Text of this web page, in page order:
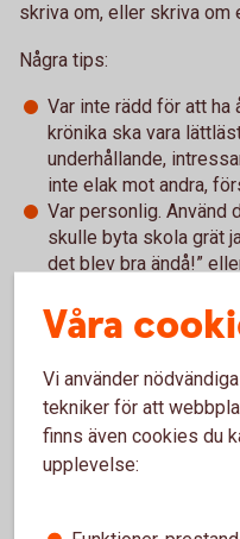
skriva om, eller skriva
Några tips:
Var inte rädd för att ha
krönika ska vara
underhållande,
inte elak mot andra,
Var personlig. Använd
skulle byta skola grät
det blev bra ändå!”
VIKTIGT: En krönika är
vikingatiden kan inte
Att leverera: Text på
2. Faktaruta om
avsändaren bakom texten.
Våra
Vi använder
tekniker för att
finns även cookies du
upplevelse: